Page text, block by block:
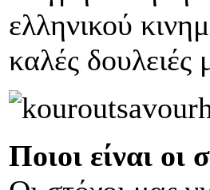
ελληνικού
καλές
Ποιοι είναι οι